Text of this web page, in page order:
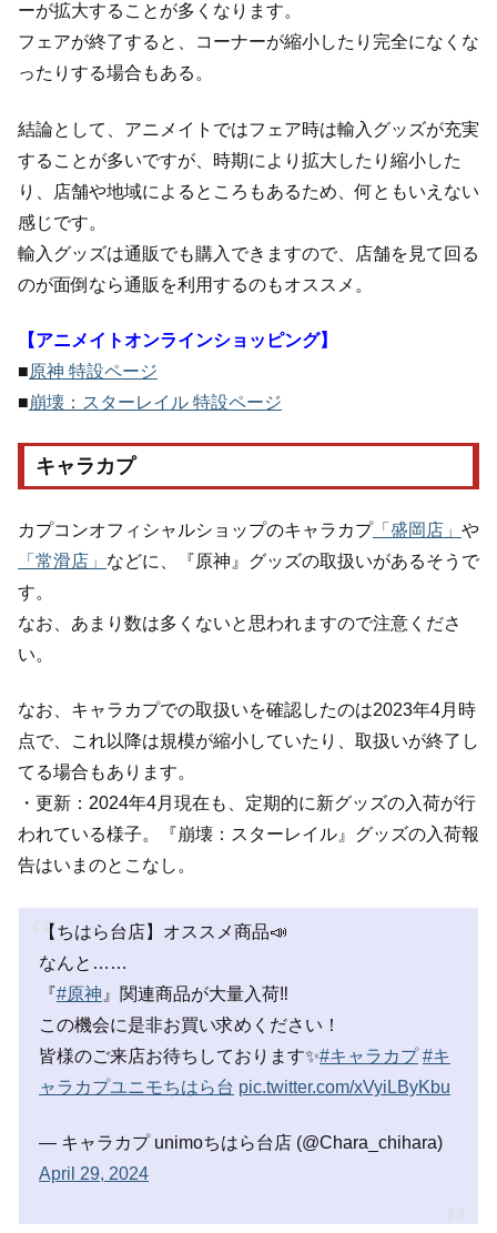
ーが拡大することが多くなります。
フェアが終了すると、コーナーが縮小したり完全になくな
ったりする場合もある。
結論として、アニメイトではフェア時は輸入グッズが充実
することが多いですが、時期により拡大したり縮小した
り、店舗や地域によるところもあるため、何ともいえない
感じです。
輸入グッズは通販でも購入できますので、店舗を見て回る
のが面倒なら通販を利用するのもオススメ。
【アニメイトオンラインショッピング】
■原神 特設ページ
■崩壊：スターレイル 特設ページ
キャラカプ
カプコンオフィシャルショップのキャラカプ「盛岡店」 や
「常滑店」 などに、『原神』グッズの取扱いがあるそうで
す。
なお、あまり数は多くないと思われますので注意くださ
い。
なお、キャラカプでの取扱いを確認したのは2023年4月時
点で、これ以降は規模が縮小していたり、取扱いが終了し
てる場合もあります。
・更新：2024年4月現在も、定期的に新グッズの入荷が行
われている様子。『崩壊：スターレイル』グッズの入荷報
告はいまのとこなし。
【ちはら台店】オススメ商品📣
なんと……
『#原神 』関連商品が大量入荷‼
この機会に是非お買い求めください！
皆様のご来店お待ちしております✨#キャラカプ #キ
ャラカプユニモちはら台 pic.twitter.com/xVyiLByKbu
— キャラカプ unimoちはら台店 (@Chara_chihara)
April 29, 2024